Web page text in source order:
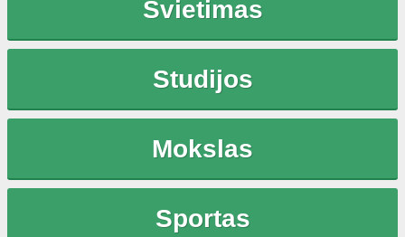
Švietimas
Studijos
Mokslas
Sportas